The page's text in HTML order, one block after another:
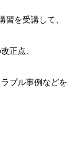
習を受講して、
正点、
ブル事例などを